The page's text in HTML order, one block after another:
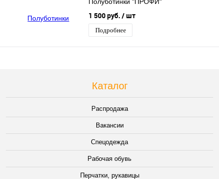
1 500 руб. / шт
Подробнее
Каталог
Распродажа
Вакансии
Спецодежда
Рабочая обувь
Перчатки, рукавицы